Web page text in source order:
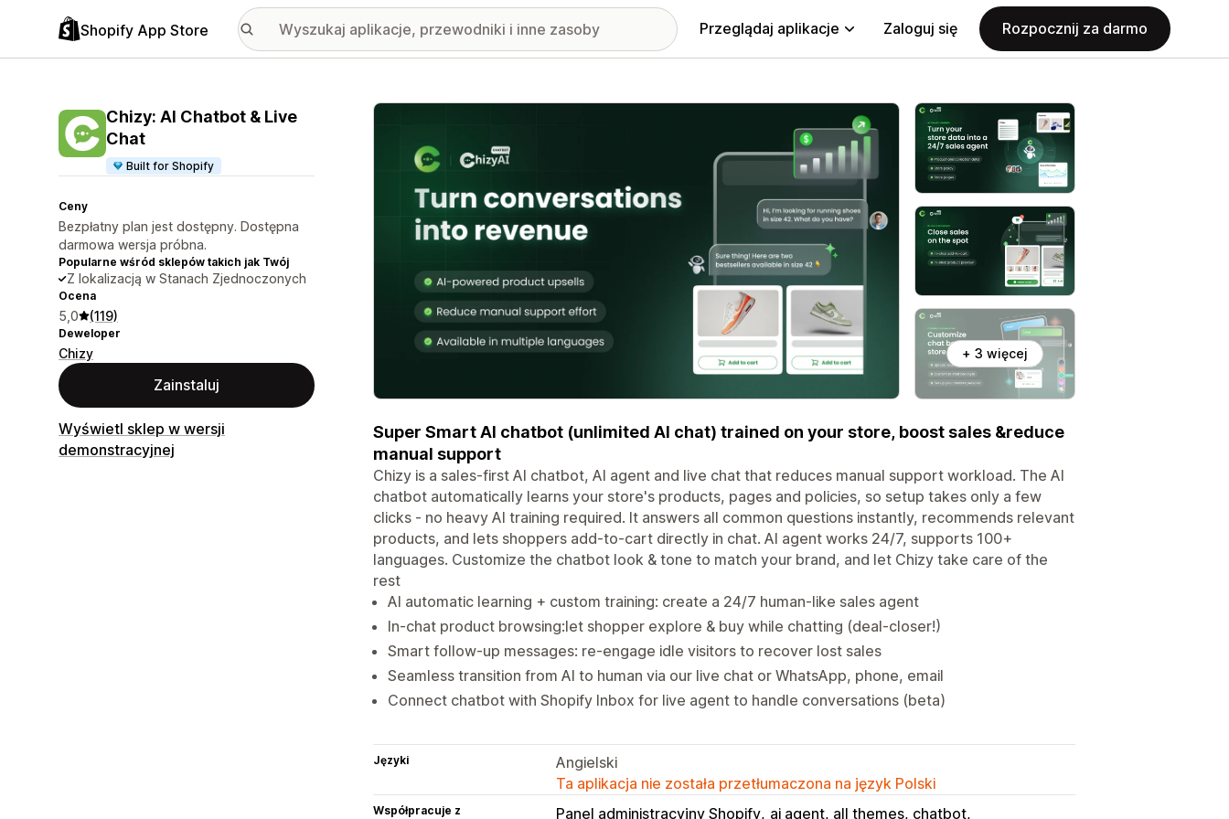
Shopify App Store Przeglądaj aplikacje Zaloguj się Rozpocznij za darmo
Chizy: AI Chatbot & Live
Chat
Built for Shopify
Ceny
Bezpłatny plan jest dostępny. Dostępna
darmowa wersja próbna.
Popularne wśród sklepów takich jak Twój
Z lokalizacją w Stanach Zjednoczonych
Ocena
5,0 (119)
Deweloper
Chizy
Zainstaluj
Wyświetl sklep w wersji
demonstracyjnej
Wyróżnione obrazy w galerii
+ 3 więcej
Super Smart AI chatbot (unlimited AI chat) trained on your store, boost sales &reduce
manual support
Chizy is a sales-first AI chatbot, AI agent and live chat that reduces manual support workload. The AI
chatbot automatically learns your store's products, pages and policies, so setup takes only a few
clicks - no heavy AI training required. It answers all common questions instantly, recommends relevant
products, and lets shoppers add-to-cart directly in chat. AI agent works 24/7, supports 100+
languages. Customize the chatbot look & tone to match your brand, and let Chizy take care of the
rest
AI automatic learning + custom training: create a 24/7 human-like sales agent
In-chat product browsing:let shopper explore & buy while chatting (deal-closer!)
Smart follow-up messages: re-engage idle visitors to recover lost sales
Seamless transition from AI to human via our live chat or WhatsApp, phone, email
Connect chatbot with Shopify Inbox for live agent to handle conversations (beta)
Języki
Angielski
Ta aplikacja nie została przetłumaczona na język Polski
Współpracuje z Panel administracyjny Shopify ai agent, all themes, chatbot